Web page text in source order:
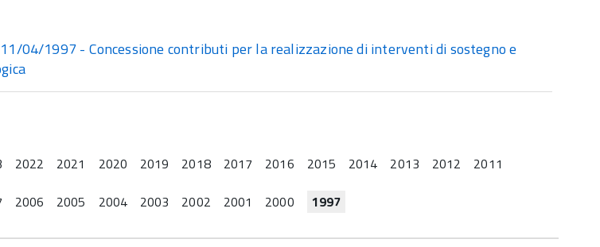
04/1997 - Concessione contributi per la realizzazione di interventi di sostegno e
2022 2021 2020 2019 2018 2017 2016 2015 2014 2013 2012
2011
2006 2005 2004 2003 2002 2001 2000 1997